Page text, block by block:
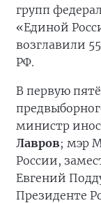
групп
«Единой
возглавили
РФ.
В первую
министр
Лавров; мэр
России,
Евгений
Президенте